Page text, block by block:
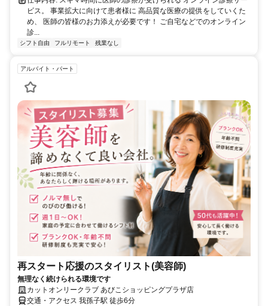
ビス。 事業拡大に向けて患者様に 高品質な医療の提供をしていくた
め、 医師の皆様のお力添えが必要です！ ご自宅などでのオンライン
診...
シフト自由 フルリモート 残業なし
アルバイト・パート
再スタート応援のスタイリスト(美容師)
無理なく続けられる環境です
カットオンリークラブ あびこショッピングプラザ店
交通・アクセス 我孫子駅 徒歩6分